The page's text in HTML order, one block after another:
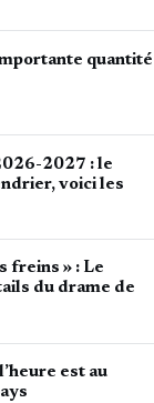
quantité
2027 : le
voici les
freins » : Le
du drame de
est au